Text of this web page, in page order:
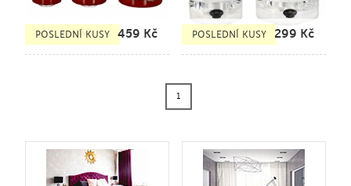
POSLEDNÍ KUSY 459 Kč POSLEDNÍ KUSY 299 Kč
1